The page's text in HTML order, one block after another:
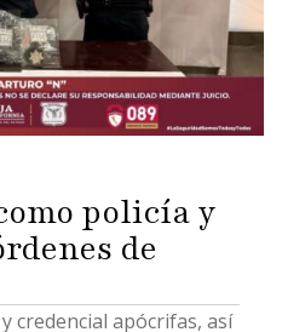
policía y
de
credencial apócrifas, así